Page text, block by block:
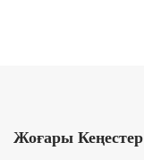
Жоғары Кеңестер